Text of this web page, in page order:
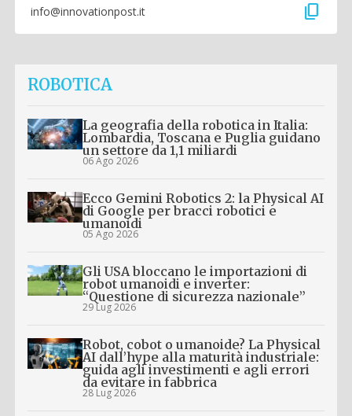
info@innovationpost.it content_copy
ROBOTICA
La geografia della robotica in Italia:
Lombardia, Toscana e Puglia guidano
un settore da 1,1 miliardi
06 Ago 2026
Ecco Gemini Robotics 2: la Physical AI
di Google per bracci robotici e
umanoidi
05 Ago 2026
Gli USA bloccano le importazioni di
robot umanoidi e inverter:
“Questione di sicurezza nazionale”
29 Lug 2026
Robot, cobot o umanoide? La Physical
AI dall’hype alla maturità industriale:
guida agli investimenti e agli errori
da evitare in fabbrica
28 Lug 2026